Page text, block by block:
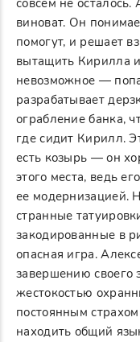
совсем не осталось.
виноват. Он
помогут, и решает
вытащить Кирилла
невозможное —
разрабатывает
ограбление банка,
где сидит Кирилл.
есть козырь — он
этого места, ведь
ее модернизацией.
странные
закодированные в
опасная игра.
завершению своего
жестокостью
постоянным
находить общий